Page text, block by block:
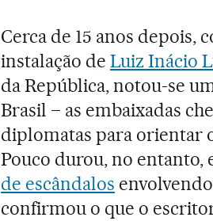
Cerca de 15 anos depois,
instalação de Luiz Inácio
da República, notou-se
Brasil – as embaixadas
diplomatas para orientar
Pouco durou, no entanto,
de escândalos
confirmou o que o